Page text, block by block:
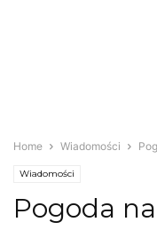
Home Wiadomości
Wiadomości
Pogoda